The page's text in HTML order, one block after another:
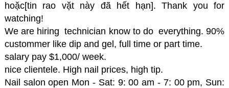
hoặc[tin rao vặt này đã hết hạn]. Thank you for
watching!
We are hiring technician know to do everything. 90%
custommer like dip and gel, full time or part time.
salary pay $1,000/ week.
nice clientele. High nail prices, high tip.
Nail salon open Mon - Sat: 9: 00 am - 7: 00 pm, Sun: